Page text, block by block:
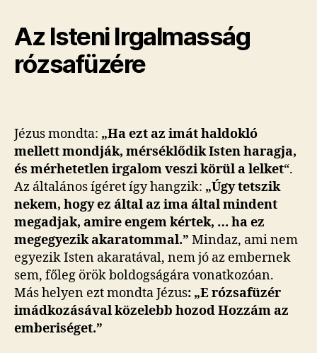
Az Isteni Irgalmasság
rózsafüzére
Jézus mondta: „Ha ezt az imát haldokló
mellett mondják, mérséklődik Isten haragja,
és mérhetetlen irgalom ve­szi körül a lelket“.
Az általános ígéret így hangzik: „Úgy tetszik
nekem, hogy ez által az ima által mindent
megadjak, amire engem kértek, … ha ez
megegyezik akaratommal.” Mindaz, ami nem
egyezik Isten akaratával, nem jó az embernek
sem, főleg örök boldogságára vonatkozóan.
Más helyen ezt mondta Jézus: „E rózsafüzér
imádkozásával közelebb hozod Hozzám az
emberiséget.”